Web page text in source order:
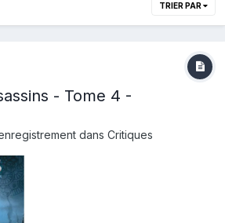
TRIER PAR
- Tome 4 -
dans Critiques